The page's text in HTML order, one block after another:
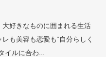
好きなものに囲まれる生活
も美容も恋愛も“自分らしく
イルに合わ...